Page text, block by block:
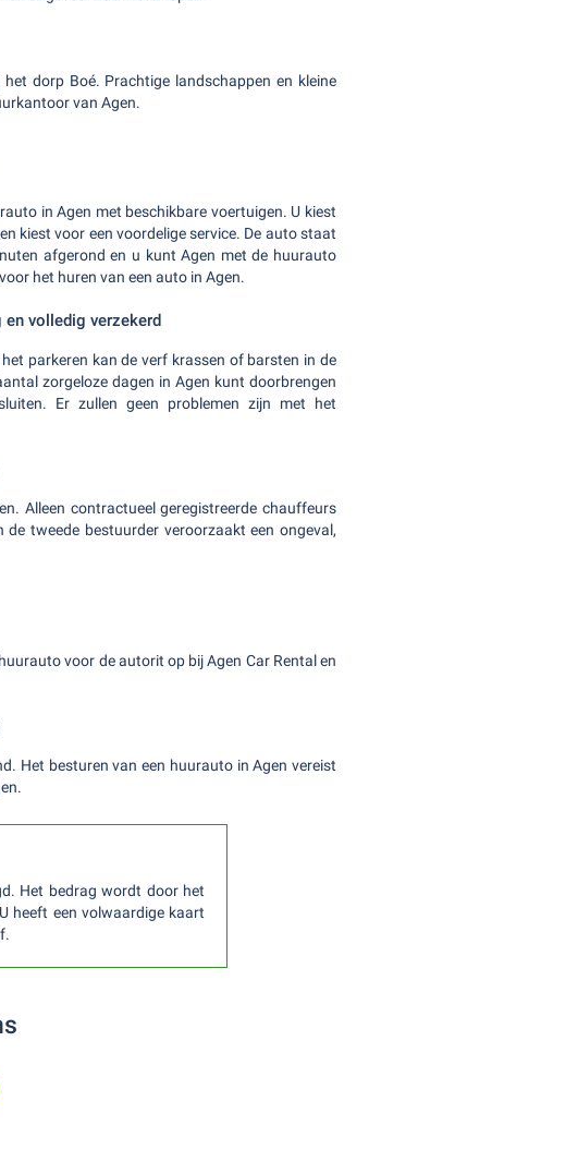
dorp Boé. Prachtige landschappen en kleine
van Agen.
in Agen met beschikbare voertuigen. U kiest
kiest voor een voordelige service. De auto staat
afgerond en u kunt Agen met de huurauto
het huren van een auto in Agen.
en volledig verzekerd
parkeren kan de verf krassen of barsten in de
zorgeloze dagen in Agen kunt doorbrengen
Er zullen geen problemen zijn met het
Alleen contractueel geregistreerde chauffeurs
tweede bestuurder veroorzaakt een ongeval,
voor de autorit op bij Agen Car Rental en
Het besturen van een huurauto in Agen vereist
Het bedrag wordt door het
heeft een volwaardige kaart